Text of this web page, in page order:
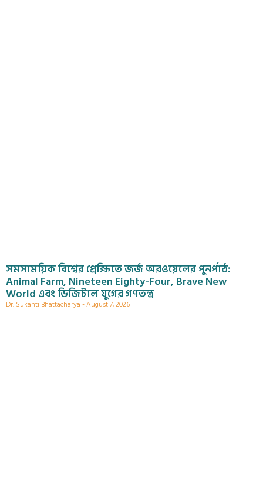
সমসাময়িক বিশ্বের প্রেক্ষিতে জর্জ অরওয়েলের পুনর্পাঠ:
Animal Farm, Nineteen Eighty-Four, Brave New
World এবং ডিজিটাল যুগের গণতন্ত্র
Dr. Sukanti Bhattacharya August 7, 2026